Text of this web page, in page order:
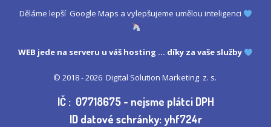
Děláme lepší Google Maps a vylepšujeme umělou inteligenci
WEB jede na serveru uváš hosting ... díky za vaše služby
© 2018 - 2026 Digital Solution Marketing z. s.
IČ : 07718675 - nejsme plátci DPH
ID datové schránky: yhf724r